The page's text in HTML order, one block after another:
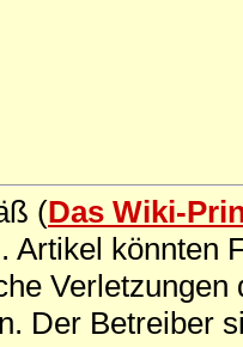
(Das Wiki-
Artikel könnten
Der Betreiber